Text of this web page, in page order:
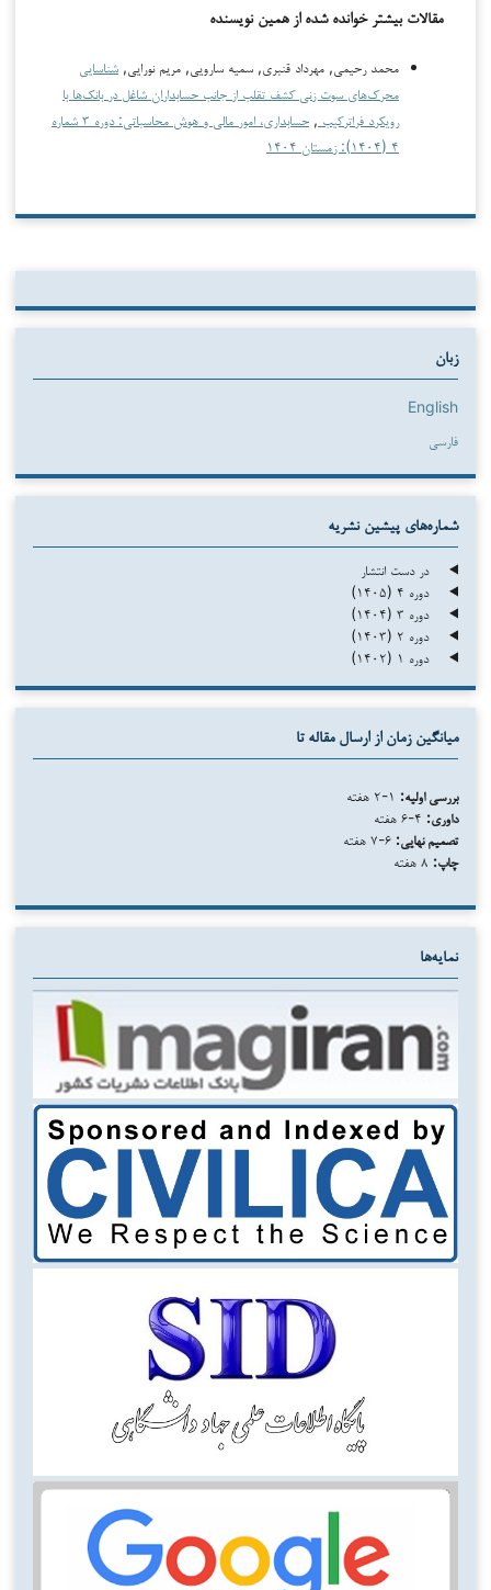
مقالات بیشتر خوانده شده از همین نویسنده
محمد رحیمی, مهرداد قنبری, سمیه سارویی, مریم نورایی, شناسایی
محرک‌های سوت زنی کشف تقلب از جانب حسابداران شاغل در بانک‌ها با
رویکرد فراترکیب ,
حسابداری، امور مالی و هوش محاسباتی: دوره ۳ شماره
۴ (۱۴۰۴): زمستان ۱۴۰۴
زبان
English
فارسی
شماره‌های پیشین نشریه
در دست انتشار
دوره ۴ (۱۴۰۵)
دوره ۳ (۱۴۰۴)
دوره ۲ (۱۴۰۳)
دوره ۱ (۱۴۰۲)
میانگین زمان از ارسال مقاله تا
بررسی اولیه:
داوری:
تصمیم نهایی:
چاپ:
نمایه‌ها